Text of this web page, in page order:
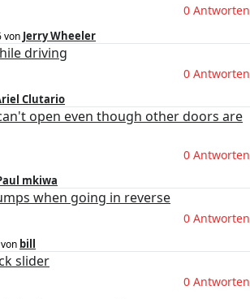
0 Antworten
von Jerry Wheeler
driving
0 Antworten
Clutario
open even though other doors are
0 Antworten
mkiwa
when going in reverse
0 Antworten
von bill
slider
0 Antworten